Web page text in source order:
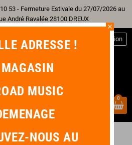
53 - Fermeture Estivale du 27/07/2026 au
André Ravalée 28100 DREUX
Connexion
0
chevron_right Saxophone Alto
close
ADRESSE !
MUSIC
NOUS AU